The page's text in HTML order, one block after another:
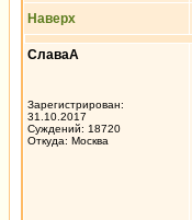
Наверх
СлаваА
Зарегистрирован:
31.10.2017
Суждений: 18720
Откуда: Москва